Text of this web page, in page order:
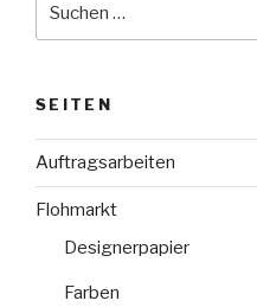
nach:
SEITEN
Auftragsarbeiten
Flohmarkt
Designerpapier
Farben